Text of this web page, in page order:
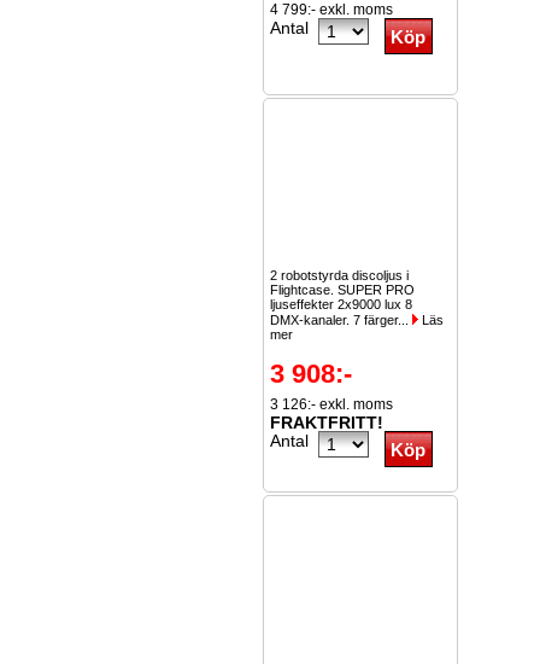
4 799:- exkl. moms
Antal
2 robotstyrda discoljus i
Flightcase. SUPER PRO
ljuseffekter 2x9000 lux 8
DMX-kanaler. 7 färger...
Läs
mer
3 908:-
3 126:- exkl. moms
FRAKTFRITT!
Antal